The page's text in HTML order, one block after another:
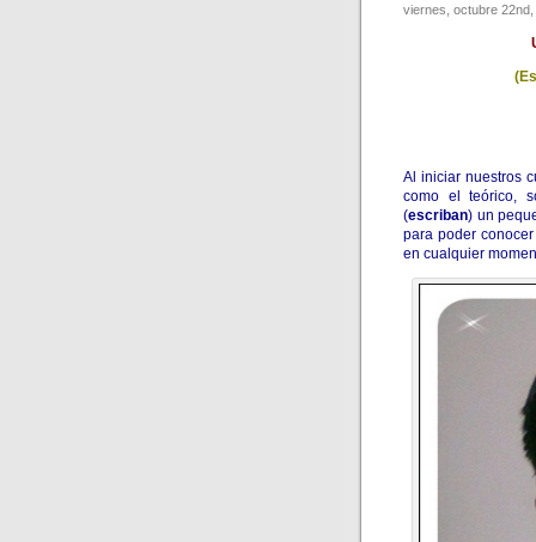
viernes, octubre 22nd,
Al iniciar nuestros
como el teórico,
(escriban) un
para poder
en cualquier